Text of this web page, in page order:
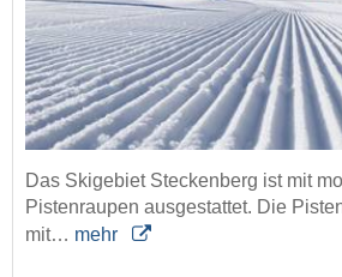
Das Skigebiet Steckenberg ist mit
Pistenraupen ausgestattet. Die
mit… mehr